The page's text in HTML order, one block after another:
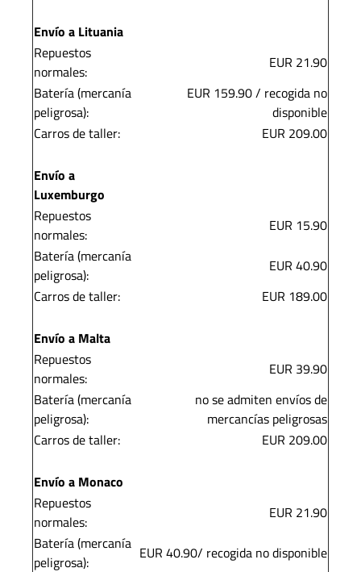
Envío a Lituania
Repuestos
normales:
EUR 21.90
Batería (mercanía
peligrosa):
EUR 159.90 / recogida no
disponible
Carros de taller:
EUR 209.00
Envío a
Luxemburgo
Repuestos
normales:
EUR 15.90
Batería (mercanía
peligrosa):
EUR 40.90
Carros de taller:
EUR 189.00
Envío a Malta
Repuestos
normales:
EUR 39.90
Batería (mercanía
peligrosa):
no se admiten envíos de
mercancías peligrosas
Carros de taller:
EUR 209.00
Envío a Monaco
Repuestos
normales:
EUR 21.90
Batería (mercanía
peligrosa):
EUR 40.90/ recogida no disponible